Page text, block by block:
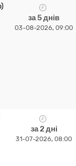
за 5 днів
03-08-2026, 09:00
за 2 дні
31-07-2026, 08:00